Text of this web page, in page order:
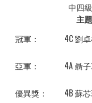
中四
主
冠軍：
4C 劉
亞軍： 4A 聶
優異獎： 4B 蘇